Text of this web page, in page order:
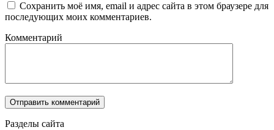
Сохранить моё имя, email и адрес сайта в этом браузере для
последующих моих комментариев.
Комментарий
Разделы сайта